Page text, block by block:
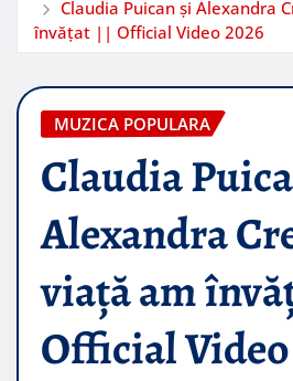
Claudia Puican și Alexandra
învățat || Official Video 2026
MUZICA POPULARA
Claudia
Alexandra
viață am
Official